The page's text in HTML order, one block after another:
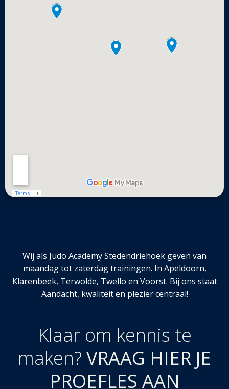
Wij als Judo Academy Stedendriehoek geven van
maandag tot zaterdag trainingen. In Apeldoorn,
Klarenbeek, Terwolde, Twello en Voorst. Bij ons staat
Aandacht, kwaliteit en plezier centraal!
Klaar om kennis te
maken? VRAAG HIER JE
PROEFLES AAN